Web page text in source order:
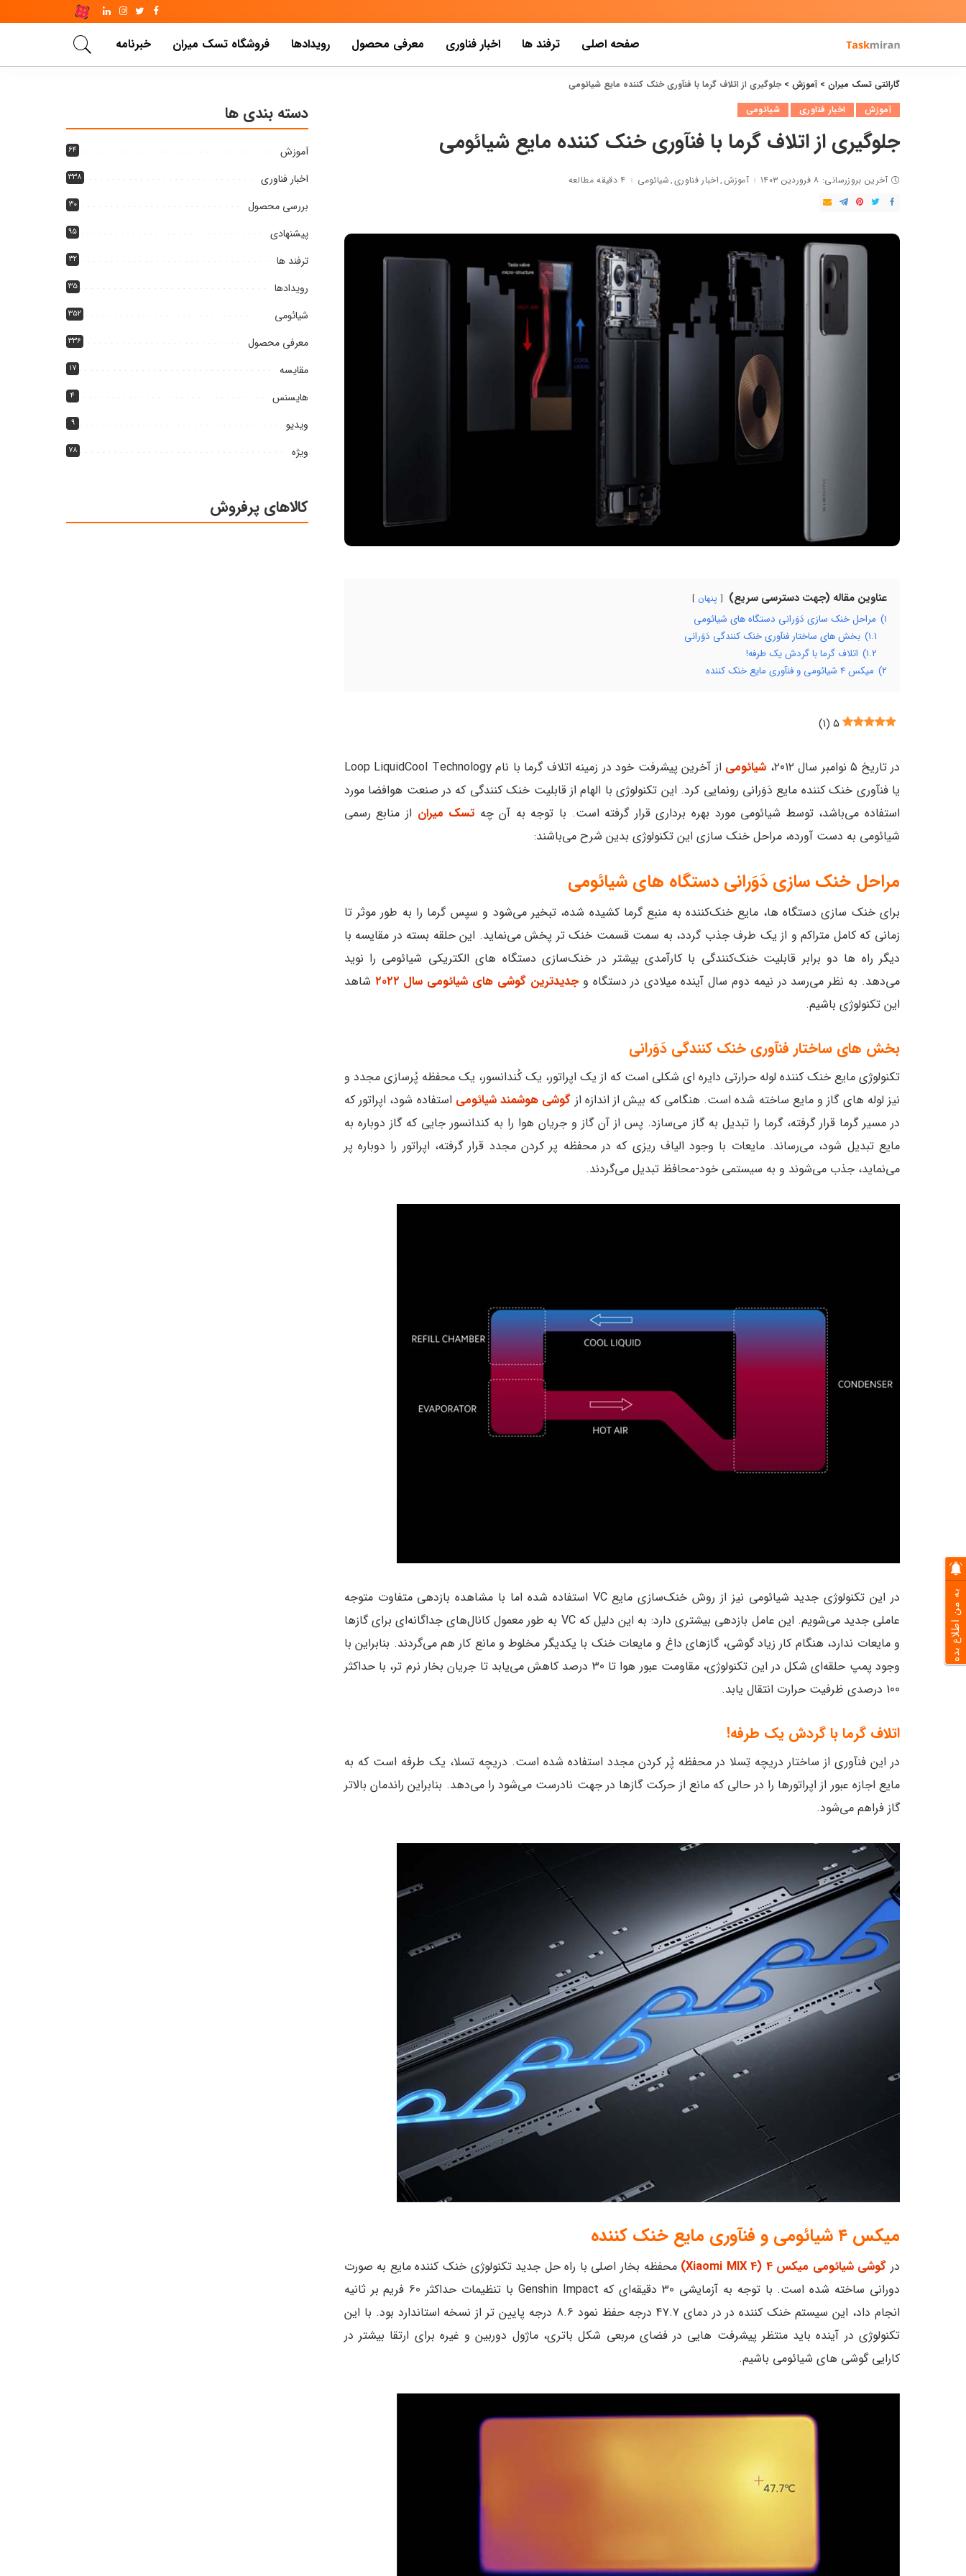
صفحه اصلی ترفند ها اخبار فناوری معرفی محصول رویدادها فروشگاه تسک میران خبرنامه
گارانتی تسک میران > آموزش >جلوگیری از اتلاف گرما با فنآوری خنک کننده مایع شیائومی
آموزش
اخبار فناوری شیائومی
جلوگیری از اتلاف گرما با فنآوری خنک کننده مایع شیائومی
آخرین بروزرسانی: ۸ فروردین ۱۴۰۳ آموزش اخبار فناوری شیائومی ۴ دقیقه مطالعه
عناوین مقاله (جهت دسترسی سریع) پنهان
۱) مراحل خنک سازی دَوَرانی دستگاه های شیائومی
۱.۱) بخش های ساختار فنآوری خنک کنندگی دَوَرانی
۱.۲) اتلاف گرما با گردش یک طرفه!
۲) میکس ۴ شیائومی و فنآوری مایع خنک کننده
۵ (۱)
در تاریخ ۵ نوامبر سال ۲۰۱۲، شیائومی
از آخرین پیشرفت خود در زمینه اتلاف گرما با نام Loop LiquidCool Technology
یا فنآوری خنک کننده مایع دَوَرانی رونمایی کرد. این تکنولوژی با الهام از قابلیت خنک کنندگی که در صنعت هوافضا مورد
استفاده می‌باشد، توسط شیائومی مورد بهره برداری قرار گرفته است. با توجه به آن چه تسک میران از منابع رسمی
شیائومی به دست آورده، مراحل خنک سازی این تکنولوژی بدین شرح می‌باشند:
مراحل خنک سازی دَوَرانی دستگاه های شیائومی
برای خنک سازی دستگاه ها، مایع خنک‌کننده به منبع گرما کشیده شده، تبخیر می‌شود و سپس گرما را به طور موثر تا
زمانی که کامل متراکم و از یک طرف جذب گردد، به سمت قسمت خنک‌ تر پخش می‌نماید. این حلقه بسته در مقایسه با
دیگر راه ها دو برابر قابلیت خنک‌کنندگی با کارآمدی بیشتر در خنک‌سازی دستگاه های الکتریکی شیائومی را نوید
می‌دهد. به نظر می‌رسد در نیمه دوم سال آینده میلادی در دستگاه وجدیدترین گوشی های شیائومی سال ۲۰۲۲
شاهد
این تکنولوژی باشیم.
بخش های ساختار فنآوری خنک کنندگی دَوَرانی
تکنولوژی مایع خنک کننده لوله حرارتی دایره ای شکلی است که از یک اپراتور، یک کُندانسور، یک محفظه پُرسازی مجدد و
نیز لوله های گاز و مایع ساخته شده است. هنگامی که بیش از اندازه از گوشی هوشمند شیائومی استفاده شود، اپراتور که
در مسیر گرما قرار گرفته، گرما را تبدیل به گاز می‌سازد. پس از آن گاز و جریان هوا را به کندانسور جایی که گاز دوباره به
مایع تبدیل شود، می‌رساند. مایعات با وجود الیاف ریزی که در محفظه پر کردن مجدد قرار گرفته، اپراتور را دوباره پر
می‌نماید، جذب می‌شوند و به سیستمی خود-محافظ تبدیل می‌گردند.
در این تکنولوژی جدید شیائومی نیز از روش خنک‌سازی مایع VC استفاده شده اما با مشاهده بازدهی متفاوت متوجه
عاملی جدید می‌شویم. این عامل بازدهی بیشتری دارد: به این دلیل که VC به طور معمول کانال‌های جداگانه‌ای برای گازها
و مایعات ندارد، هنگام کار زیاد گوشی، گازهای داغ و مایعات خنک با یکدیگر مخلوط و مانع کار هم می‌گردند. بنابراین با
وجود پمپ حلقه‌ای شکل در این تکنولوژی، مقاومت عبور هوا تا 30 درصد کاهش می‌یابد تا جریان بخار نرم تر، با حداکثر
100 درصدی ظرفیت حرارت انتقال یابد.
اتلاف گرما با گردش یک طرفه!
در این فنآوری از ساختار دریچه تِسلا در محفظه پُر کردن مجدد استفاده شده است. دریچه تسلا، یک طرفه است که به
مایع اجازه عبور از اپراتورها را در حالی که مانع از حرکت گازها در جهت نادرست می‌شود را می‌دهد. بنابراین راندمان بالاتر
گاز فراهم می‌شود.
میکس ۴ شیائومی و فنآوری مایع خنک کننده
در گوشی شیائومی میکس 4 (Xiaomi MIX 4)
محفظه بخار اصلی با راه حل جدید تکنولوژی خنک کننده مایع به صورت
دورانی ساخته شده است. با توجه به آزمایشی 30 دقیقه‌ای که Genshin Impact با تنظیمات حداکثر 60 فریم بر ثانیه
انجام داد، این سیستم خنک کننده در در دمای 47.7 درجه حفظ نمود 8.6 درجه پایین تر از نسخه استاندارد بود. با این
تکنولوژی در آینده باید منتظر پیشرفت هایی در فضای مربعی شکل باتری، ماژول دوربین و غیره برای ارتقا بیشتر در
کارایی گوشی های شیائومی باشیم.
دسته بندی ها
آموزش ۶۴
اخبار فناوری ۳۳۸
بررسی محصول ۳۰
پیشنهادی ۹۵
ترفند ها ۳۲
رویدادها ۳۵
شیائومی ۳۵۲
معرفی محصول ۳۳۶
مقایسه ۱۷
هایسنس ۴
ویدیو ۹
ویژه ۷۸
کالاهای پرفروش
به من اطلاع بده